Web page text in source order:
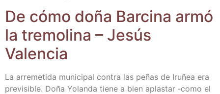
De cómo doña Bar­ci­na armó
la tre­mo­li­na – Jesús
Valencia
La arre­me­ti­da muni­ci­pal con­tra las peñas de Iru­ñea era
pre­vi­si­ble. Doña Yolan­da tie­ne a bien aplas­tar ‑como el